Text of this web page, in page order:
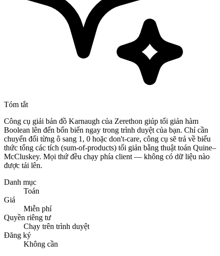
Tóm tắt
Công cụ giải bản đồ Karnaugh của Zerethon giúp tối giản hàm
Boolean lên đến bốn biến ngay trong trình duyệt của bạn. Chỉ cần
chuyển đổi từng ô sang 1, 0 hoặc don't-care, công cụ sẽ trả về biểu
thức tổng các tích (sum-of-products) tối giản bằng thuật toán Quine–
McCluskey. Mọi thứ đều chạy phía client — không có dữ liệu nào
được tải lên.
Danh mục
Toán
Giá
Miễn phí
Quyền riêng tư
Chạy trên trình duyệt
Đăng ký
Không cần